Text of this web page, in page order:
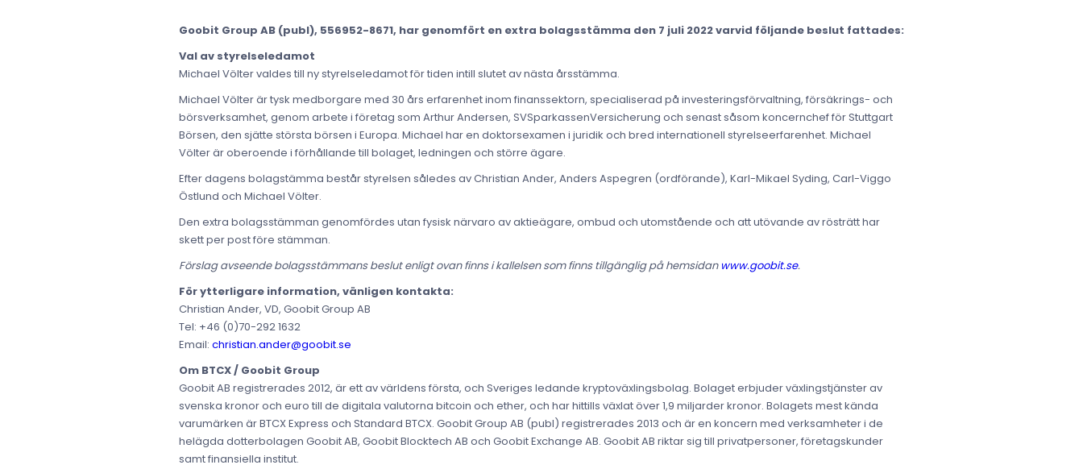
Goobit Group AB (publ), 556952-8671, har genomfört en extra bolagsstämma den 7 juli 2022 varvid följande beslut fattades:
Val av styrelseledamot
Michael Völter valdes till ny styrelseledamot för tiden intill slutet av nästa årsstämma.
Michael Völter är tysk medborgare med 30 års erfarenhet inom finanssektorn, specialiserad på investeringsförvaltning, försäkrings- och
börsverksamhet, genom arbete i företag som Arthur Andersen, SVSparkassenVersicherung och senast såsom koncernchef för Stuttgart
Börsen, den sjätte största börsen i Europa. Michael har en doktorsexamen i juridik och bred internationell styrelseerfarenhet. Michael
Völter är oberoende i förhållande till bolaget, ledningen och större ägare.
Efter dagens bolagstämma består styrelsen således av Christian Ander, Anders Aspegren (ordförande), Karl-Mikael Syding, Carl-Viggo
Östlund och Michael Völter.
Den extra bolagsstämman genomfördes utan fysisk närvaro av aktieägare, ombud och utomstående och att utövande av rösträtt har
skett per post före stämman.
Förslag avseende bolagsstämmans beslut enligt ovan finns i kallelsen som finns tillgänglig på hemsidan www.goobit.se.
För ytterligare information, vänligen kontakta:
Christian Ander, VD, Goobit Group AB
Tel: +46 (0)70-292 1632
Email: christian.ander@goobit.se
Om BTCX / Goobit Group
Goobit AB registrerades 2012, är ett av världens första, och Sveriges ledande kryptoväxlingsbolag. Bolaget erbjuder växlingstjänster av
svenska kronor och euro till de digitala valutorna bitcoin och ether, och har hittills växlat över 1,9 miljarder kronor. Bolagets mest kända
varumärken är BTCX Express och Standard BTCX. Goobit Group AB (publ) registrerades 2013 och är en koncern med verksamheter i de
helägda dotterbolagen Goobit AB, Goobit Blocktech AB och Goobit Exchange AB. Goobit AB riktar sig till privatpersoner, företagskunder
samt finansiella institut.